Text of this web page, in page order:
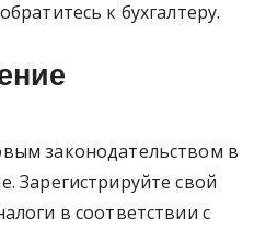
к бухгалтеру.
законодательством в
Зарегистрируйте свой
в соответствии с